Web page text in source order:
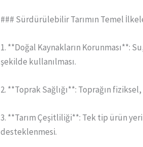
### Sürdürülebilir Tarımın Temel
1. **Doğal Kaynakların Korunması**:
şekilde kullanılması.
2. **Toprak Sağlığı**: Toprağın
3. **Tarım Çeşitliliği**: Tek tip ürün
desteklenmesi.